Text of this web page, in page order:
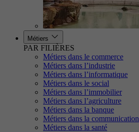
Métiers
PAR FILIÈRES
Métiers dans le commerce
Métiers dans l’industrie
Métiers dans l’informatique
Métiers dans le social
Métiers dans l’immobilier
Métiers dans l’agriculture
Métiers dans la banque
Métiers dans la communication
Métiers dans la santé